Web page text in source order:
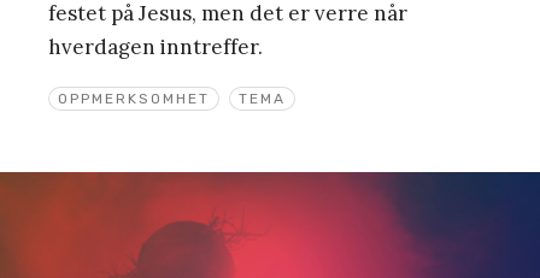
OPPMERKSOMHET TEMA
festet på Jesus, men det er verre når
hverdagen inntreffer.